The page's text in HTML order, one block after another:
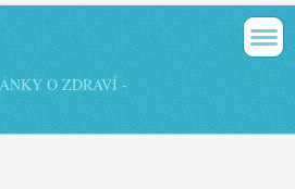
O ZDRAVÍ -